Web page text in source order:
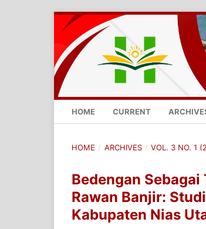
HOME CURRENT
HOME / ARCHIVES / VOL. 3 NO. 1
Bedengan
Rawan Banjir:
Kabupaten Nias